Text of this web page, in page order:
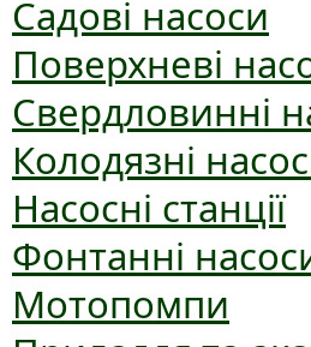
Садові насоси
Поверхневі
Свердловинні
Колодязні
Насосні станції
Фонтанні
Мотопомпи